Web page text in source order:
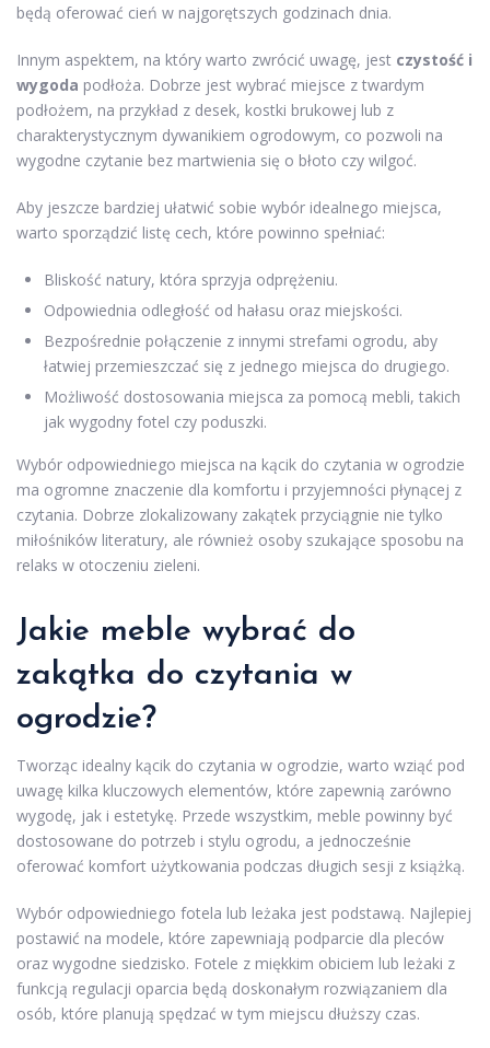
będą oferować cień w najgorętszych godzinach dnia.
Innym aspektem, na który warto zwrócić uwagę, jest czystość i
wygoda podłoża. Dobrze jest wybrać miejsce z twardym
podłożem, na przykład z desek, kostki brukowej lub z
charakterystycznym dywanikiem ogrodowym, co pozwoli na
wygodne czytanie bez martwienia się o błoto czy wilgoć.
Aby jeszcze bardziej ułatwić sobie wybór idealnego miejsca,
warto sporządzić listę cech, które powinno spełniać:
Bliskość natury, która sprzyja odprężeniu.
Odpowiednia odległość od hałasu oraz miejskości.
Bezpośrednie połączenie z innymi strefami ogrodu, aby
łatwiej przemieszczać się z jednego miejsca do drugiego.
Możliwość dostosowania miejsca za pomocą mebli, takich
jak wygodny fotel czy poduszki.
Wybór odpowiedniego miejsca na kącik do czytania w ogrodzie
ma ogromne znaczenie dla komfortu i przyjemności płynącej z
czytania. Dobrze zlokalizowany zakątek przyciągnie nie tylko
miłośników literatury, ale również osoby szukające sposobu na
relaks w otoczeniu zieleni.
Jakie meble wybrać do
zakątka do czytania w
ogrodzie?
Tworząc idealny kącik do czytania w ogrodzie, warto wziąć pod
uwagę kilka kluczowych elementów, które zapewnią zarówno
wygodę, jak i estetykę. Przede wszystkim, meble powinny być
dostosowane do potrzeb i stylu ogrodu, a jednocześnie
oferować komfort użytkowania podczas długich sesji z książką.
Wybór odpowiedniego fotela lub leżaka jest podstawą. Najlepiej
postawić na modele, które zapewniają podparcie dla pleców
oraz wygodne siedzisko. Fotele z miękkim obiciem lub leżaki z
funkcją regulacji oparcia będą doskonałym rozwiązaniem dla
osób, które planują spędzać w tym miejscu dłuższy czas.